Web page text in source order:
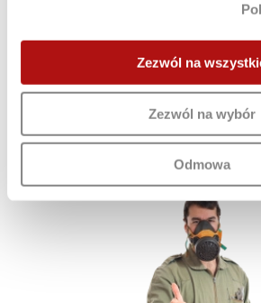
Zezwól na
Zezwól na wybór
Odmowa
5 vantaggi dei garage in lamiera
Post precedente